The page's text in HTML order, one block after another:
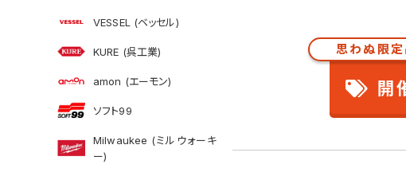
VESSEL (ベッセル)
KURE (呉工業)
amon (エーモン)
ソフト99
Milwaukee (ミルウォーキ
ー)
思わぬ限定
開